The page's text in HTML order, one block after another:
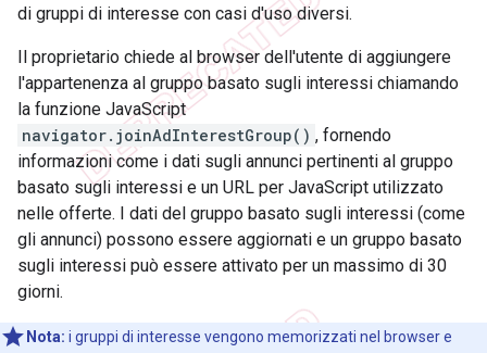
di gruppi di interesse con casi d'uso diversi.
Il proprietario chiede al browser dell'utente di aggiungere
l'appartenenza al gruppo basato sugli interessi chiamando
la funzione JavaScript
navigator.joinAdInterestGroup() , fornendo
informazioni come i dati sugli annunci pertinenti al gruppo
basato sugli interessi e un URL per JavaScript utilizzato
nelle offerte. I dati del gruppo basato sugli interessi (come
gli annunci) possono essere aggiornati e un gruppo basato
sugli interessi può essere attivato per un massimo di 30
giorni.
Nota: i gruppi di interesse vengono memorizzati nel browser e